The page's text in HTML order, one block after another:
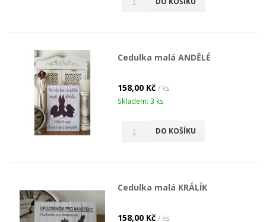
Cedulka malá ANDĚLÉ
158,00 Kč / ks
Skladem: 3 ks
DO KOŠÍKU
Cedulka malá KRÁLÍK
158,00 Kč / ks